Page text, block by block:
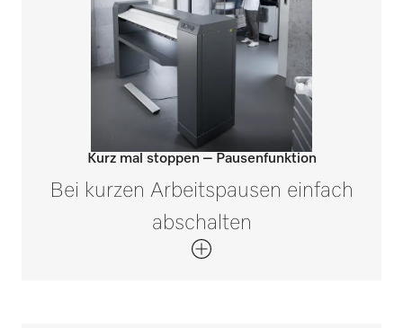
Kurz mal stoppen – Pausenfunktion
Bei kurzen Arbeitspausen einfach
abschalten